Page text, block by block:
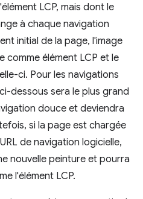
LCP, mais dont le
à chaque navigation
initial de la page, l'image
comme élément LCP et le
ci. Pour les navigations
dessous sera le plus grand
douce et deviendra
si la page est chargée
de navigation logicielle,
nouvelle peinture et pourra
l'élément LCP.